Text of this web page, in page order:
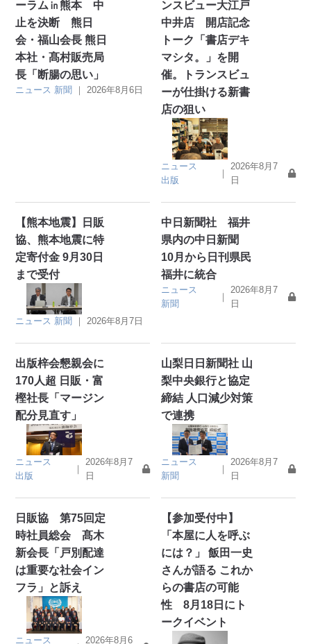
ーラム㏌熊本 中
止を決断 熊日
会・福山会長 熊日
本社・髙村販売局
長「断腸の思い」
ニュース 新聞 ｜2026年8月6日
ンスビュー大江戸
中井店 開店記念
トーク「書店デキ
マシタ。」を開
催。トランスビュ
ーが仕掛ける新書
店の狙い
ニュース
出版
｜
2026年8月7
日
【熊本地震】日販
協、熊本地震に特
定寄付金 9月30日
まで受付
ニュース 新聞 ｜2026年8月7日
中日新聞社 福井
県内の中日新聞
10月から日刊県民
福井に統合
ニュース
新聞
｜
2026年8月7
日
出版梓会懇親会に
170人超 日販・富
樫社長「マージン
配分見直す」
ニュース
出版
｜
2026年8月7
日
山梨日日新聞社 山
梨中央銀行と協定
締結 人口減少対策
で連携
ニュース
新聞
｜
2026年8月7
日
日販協 第75回定
時社員総会 髙木
新会長「戸別配達
は重要な社会イン
フラ」と訴え
ニュース 2026年8月6
【参加受付中】
「本屋に人を呼ぶ
には？」 飯田一史
さんが語る これか
らの書店の可能
性 8月18日にト
ークイベント